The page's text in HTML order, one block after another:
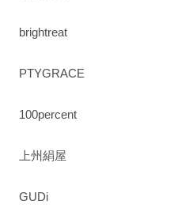
brightreat
PTYGRACE
100percent
上州絹屋
GUDi